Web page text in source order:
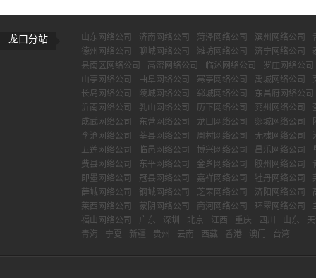
龙口分站 山东网络公司 济南网络公司 菏泽网络公司 滨州网络公司
德州网络公司
聊城网络公司 潍坊网络公司 济宁网络公司
县南区网络公司
高密网络公司 临沭网络公司
罗庄网络公司
山亭网络公司
曲阜网络公司 寒亭网络公司 禹城网络公司
长岛网络公司
陵城网络公司 郓城网络公司
东昌府网络公司
沂南网络公司
乳山网络公司 历下网络公司 兖州网络公司
成武网络公司
东营网络公司 龙口网络公司 郯城网络公司
李沧网络公司
莘县网络公司 周村网络公司 无棣网络公司
五莲网络公司
临邑网络公司 博兴网络公司 昌乐网络公司
费县网络公司
东平网络公司 金乡网络公司 胶州网络公司
即墨网络公司
冠县网络公司 嘉祥网络公司 牡丹网络公司
薛城网络公司
钢城网络公司 芝罘网络公司 济阳网络公司
莱西网络公司
蒙阴网络公司 商河网络公司 环翠网络公司
福山网络公司
广东 深圳 北京 江西 重庆 四川 山东
青海
宁夏 新疆 贵州 云南 西藏 香港 澳门 台湾